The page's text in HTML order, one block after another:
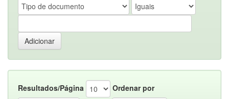
Resultados/Página
Ordenar por